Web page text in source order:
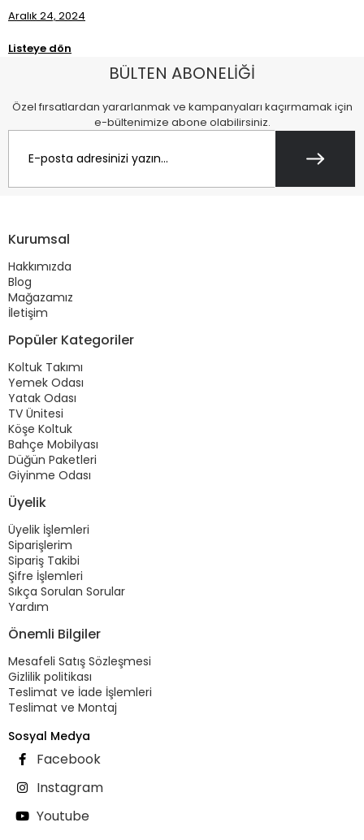
Aralık 24, 2024
Listeye dön
BÜLTEN ABONELİĞİ
Özel fırsatlardan yararlanmak ve kampanyaları kaçırmamak için
e-bültenimize abone olabilirsiniz.
Kurumsal
Hakkımızda
Blog
Mağazamız
İletişim
Popüler Kategoriler
Koltuk Takımı
Yemek Odası
Yatak Odası
TV Ünitesi
Köşe Koltuk
Bahçe Mobilyası
Düğün Paketleri
Giyinme Odası
Üyelik
Üyelik İşlemleri
Siparişlerim
Sipariş Takibi
Şifre İşlemleri
Sıkça Sorulan Sorular
Yardım
Önemli Bilgiler
Mesafeli Satış Sözleşmesi
Gizlilik politikası
Teslimat ve İade İşlemleri
Teslimat ve Montaj
Sosyal Medya
Facebook
Instagram
Youtube